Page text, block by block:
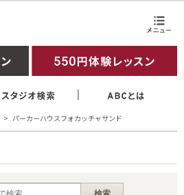
パーカーハウスフォカッチャサンド